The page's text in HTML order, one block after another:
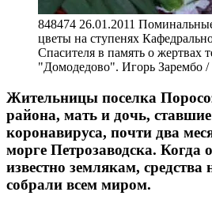
848474 26.01.2011
цветы на ступенях
Спасителя в память о жертвах
"Домодедово". Игорь Зарембо
Жительницы поселка
района, мать и дочь,
коронавируса, почти два
морге Петрозаводска. Когда
известно землякам,
собрали всем миром.